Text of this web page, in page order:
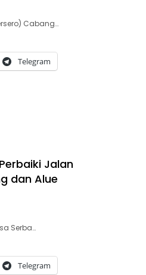
Cabang…
Telegram
Jalan
dan Alue
Serba…
Telegram